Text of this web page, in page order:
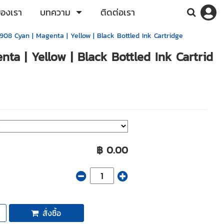
งเรา บทความ ติดต่อเรา
Cyan | Magenta | Yellow | Black Bottled Ink Cartridge
| Yellow | Black Bottled Ink Cartrid
฿ 0.00
สั่งซื้อ